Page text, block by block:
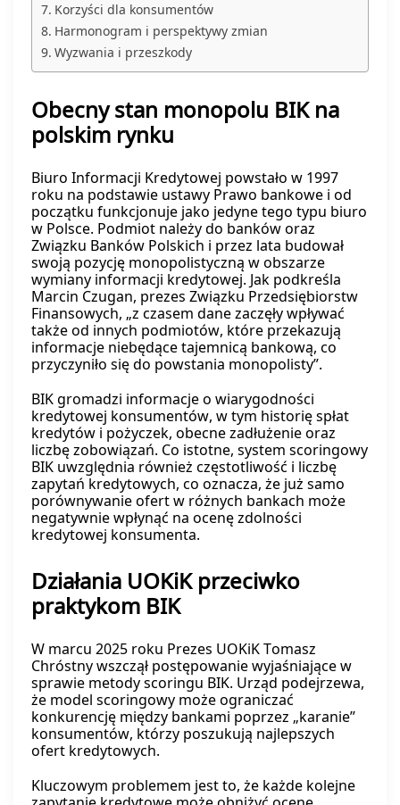
Korzyści dla konsumentów
Harmonogram i perspektywy zmian
Wyzwania i przeszkody
Obecny stan monopolu BIK na
polskim rynku
Biuro Informacji Kredytowej powstało w 1997
roku na podstawie ustawy Prawo bankowe i od
początku funkcjonuje jako jedyne tego typu biuro
w Polsce. Podmiot należy do banków oraz
Związku Banków Polskich i przez lata budował
swoją pozycję monopolistyczną w obszarze
wymiany informacji kredytowej. Jak podkreśla
Marcin Czugan, prezes Związku Przedsiębiorstw
Finansowych, „z czasem dane zaczęły wpływać
także od innych podmiotów, które przekazują
informacje niebędące tajemnicą bankową, co
przyczyniło się do powstania monopolisty”.
BIK gromadzi informacje o wiarygodności
kredytowej konsumentów, w tym historię spłat
kredytów i pożyczek, obecne zadłużenie oraz
liczbę zobowiązań. Co istotne, system scoringowy
BIK uwzględnia również częstotliwość i liczbę
zapytań kredytowych, co oznacza, że już samo
porównywanie ofert w różnych bankach może
negatywnie wpłynąć na ocenę zdolności
kredytowej konsumenta.
Działania UOKiK przeciwko
praktykom BIK
W marcu 2025 roku Prezes UOKiK Tomasz
Chróstny wszczął postępowanie wyjaśniające w
sprawie metody scoringu BIK. Urząd podejrzewa,
że model scoringowy może ograniczać
konkurencję między bankami poprzez „karanie”
konsumentów, którzy poszukują najlepszych
ofert kredytowych.
Kluczowym problemem jest to, że każde kolejne